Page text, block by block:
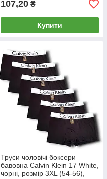
107,20 ₴
Купити
Труси чоловічі боксери
бавовна Calvin Klein 17 White,
чорні, розмір 3XL (54-56),